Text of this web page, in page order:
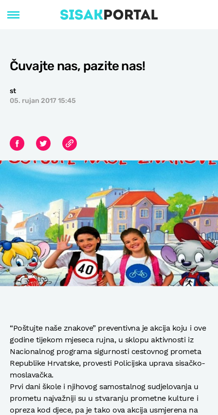
Čuvajte nas, pazite nas!
st
05. rujan 2017 15:45
“Poštujte naše znakove” preventivna je akcija koju i ove
godine tijekom mjeseca rujna, u sklopu aktivnosti iz
Nacionalnog programa sigurnosti cestovnog prometa
Republike Hrvatske, provesti Policijska uprava sisačko-
moslavačka.
Prvi dani škole i njihovog samostalnog sudjelovanja u
prometu najvažniji su u stvaranju prometne kulture i
opreza kod djece, pa je tako ova akcija usmjerena na